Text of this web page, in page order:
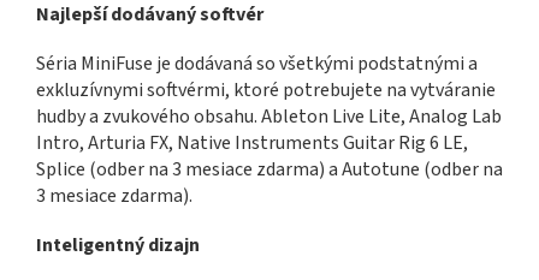
Najlepší dodávaný softvér
Séria MiniFuse je dodávaná so všetkými podstatnými a
exkluzívnymi softvérmi, ktoré potrebujete na vytváranie
hudby a zvukového obsahu. Ableton Live Lite, Analog Lab
Intro, Arturia FX, Native Instruments Guitar Rig 6 LE,
Splice (odber na 3 mesiace zdarma) a Autotune (odber na
3 mesiace zdarma).
Inteligentný dizajn